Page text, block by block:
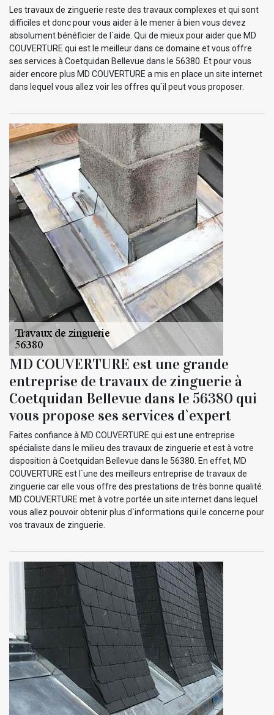
Les travaux de zinguerie reste des travaux complexes et qui sont
difficiles et donc pour vous aider à le mener à bien vous devez
absolument bénéficier de l`aide. Qui de mieux pour aider que MD
COUVERTURE qui est le meilleur dans ce domaine et vous offre
ses services à Coetquidan Bellevue dans le 56380. Et pour vous
aider encore plus MD COUVERTURE a mis en place un site internet
dans lequel vous allez voir les offres qu`il peut vous proposer.
MD COUVERTURE est une grande
entreprise de travaux de zinguerie à
Coetquidan Bellevue dans le 56380 qui
vous propose ses services d`expert
Faites confiance à MD COUVERTURE qui est une entreprise
spécialiste dans le milieu des travaux de zinguerie et est à votre
disposition à Coetquidan Bellevue dans le 56380. En effet, MD
COUVERTURE est l`une des meilleurs entreprise de travaux de
zinguerie car elle vous offre des prestations de très bonne qualité.
MD COUVERTURE met à votre portée un site internet dans lequel
vous allez pouvoir obtenir plus d`informations qui le concerne pour
vos travaux de zinguerie.